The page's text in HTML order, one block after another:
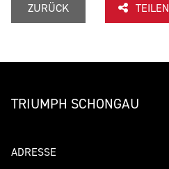
ZURÜCK TEILEN
TRIUMPH SCHONGAU
ADRESSE